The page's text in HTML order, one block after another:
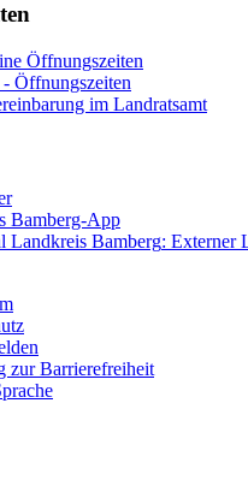
Öffnungszeiten
Öffnungszeiten
im Landratsamt
Bamberg-App
Landkreis Bamberg: Externer
zur Barrierefreiheit